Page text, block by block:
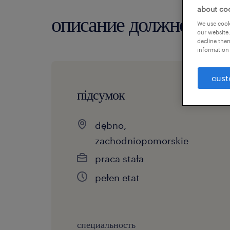
описание должности
підсумок
dębno,
zachodniopomorskie
praca stała
pełen etat
специальность
about
We use
our
decline
information